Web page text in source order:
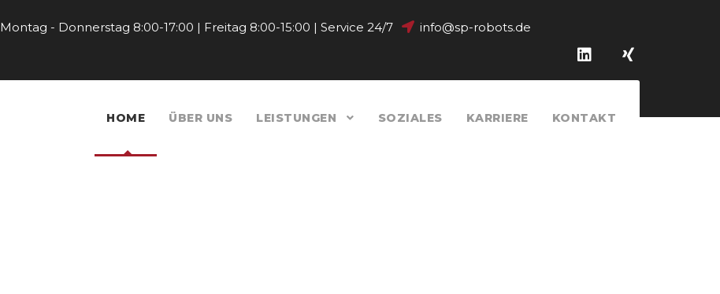
Montag - Donnerstag 8:00-17:00 | Freitag 8:00-15:00 | Service 24/7 info@sp-robots.de
HOME ÜBER UNS LEISTUNGEN SOZIALES KARRIERE KONTAKT